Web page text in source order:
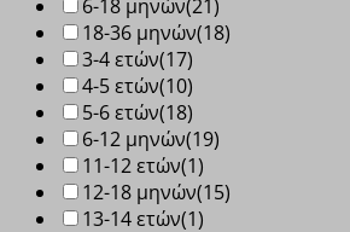
6-18 μηνών(21)
18-36 μηνών(18)
3-4 ετών(17)
4-5 ετών(10)
5-6 ετών(18)
6-12 μηνών(19)
11-12 ετών(1)
12-18 μηνών(15)
13-14 ετών(1)